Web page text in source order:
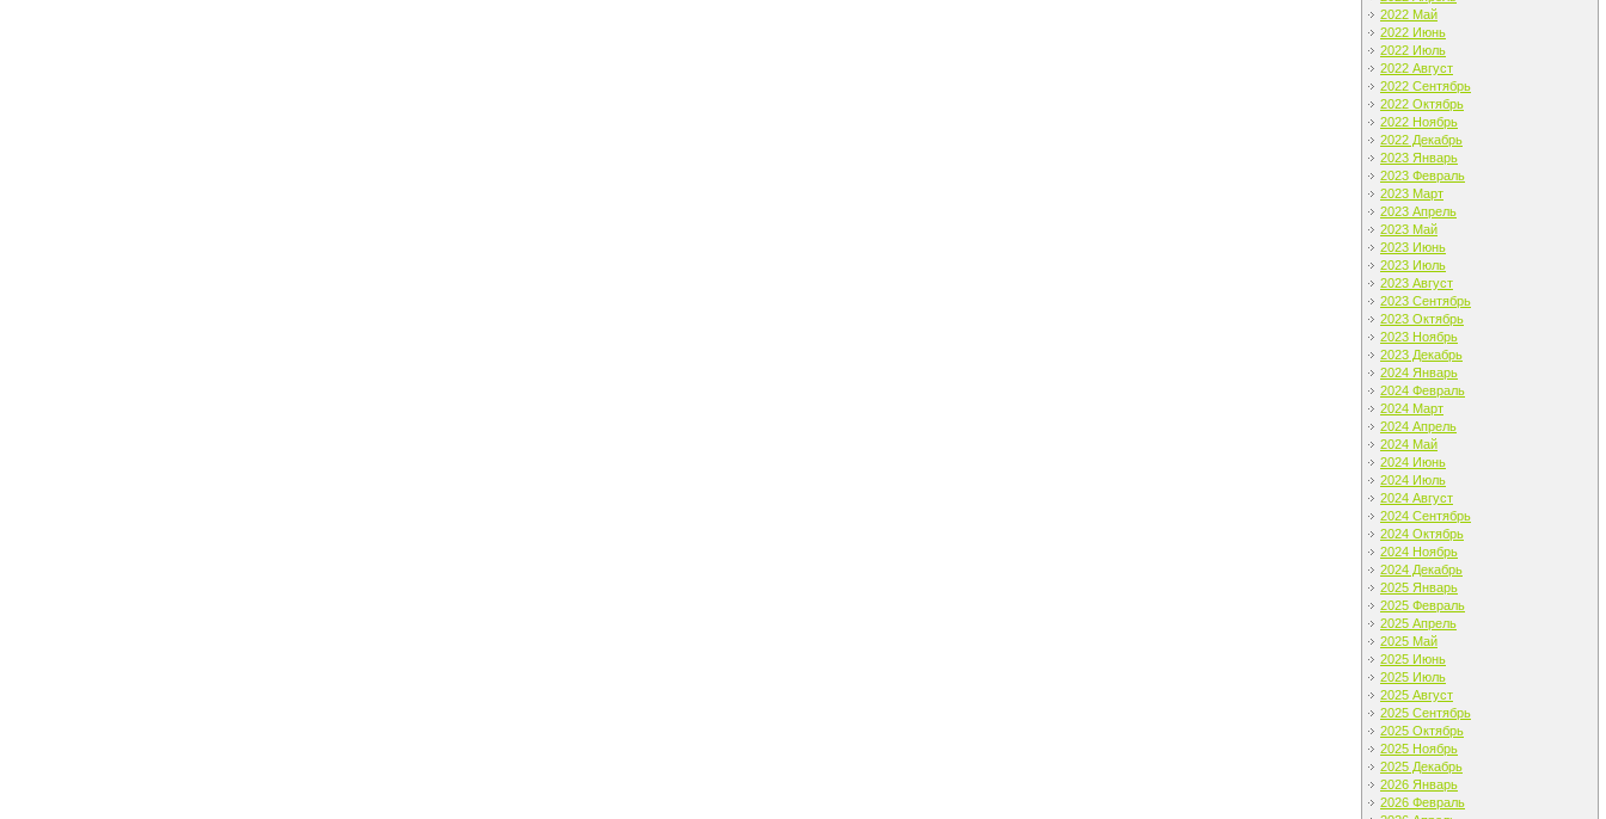
2022 Май
2022 Июнь
2022 Июль
2022 Август
2022 Сентябрь
2022 Октябрь
2022 Ноябрь
2022 Декабрь
2023 Январь
2023 Февраль
2023 Март
2023 Апрель
2023 Май
2023 Июнь
2023 Июль
2023 Август
2023 Сентябрь
2023 Октябрь
2023 Ноябрь
2023 Декабрь
2024 Январь
2024 Февраль
2024 Март
2024 Апрель
2024 Май
2024 Июнь
2024 Июль
2024 Август
2024 Сентябрь
2024 Октябрь
2024 Ноябрь
2024 Декабрь
2025 Январь
2025 Февраль
2025 Апрель
2025 Май
2025 Июнь
2025 Июль
2025 Август
2025 Сентябрь
2025 Октябрь
2025 Ноябрь
2025 Декабрь
2026 Январь
2026 Февраль